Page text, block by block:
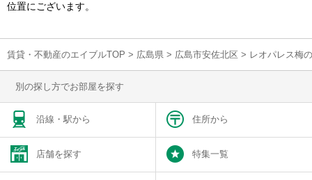
位置にございます。
賃貸・不動産のエイブルTOP > 広島県 > 広島市安佐北区 > レオパレス梅
別の探し方でお部屋を探す
沿線・駅から 住所から
店舗を探す 特集一覧